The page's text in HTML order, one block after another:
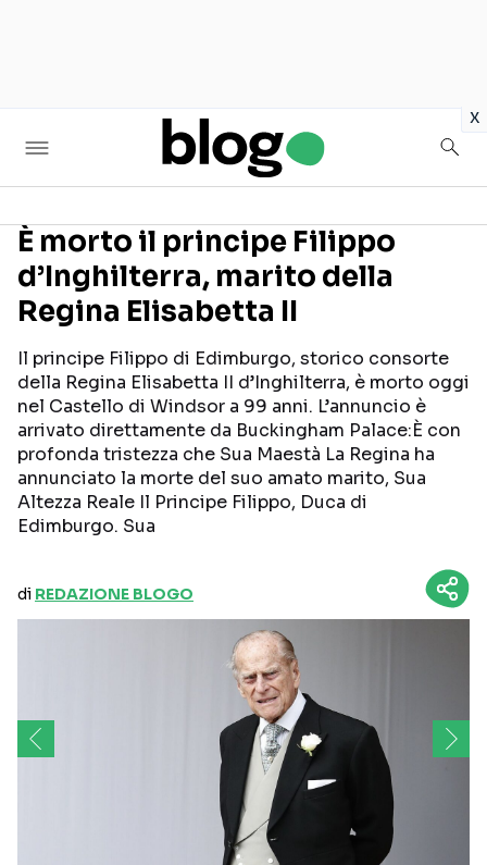
x
Seguici sui social
È morto il principe Filippo
d’Inghilterra, marito della
Regina Elisabetta II
Il principe Filippo di Edimburgo, storico consorte
della Regina Elisabetta II d’Inghilterra, è morto oggi
nel Castello di Windsor a 99 anni. L’annuncio è
arrivato direttamente da Buckingham Palace:È con
profonda tristezza che Sua Maestà La Regina ha
annunciato la morte del suo amato marito, Sua
Altezza Reale Il Principe Filippo, Duca di
Edimburgo. Sua
di REDAZIONE BLOGO